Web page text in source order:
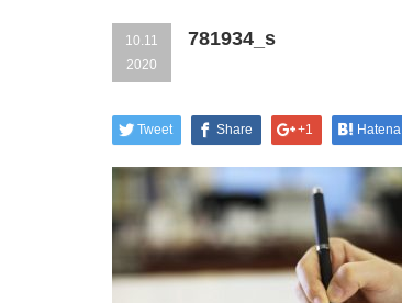
10.11
2020
781934_s
Tweet Share +1 Hatena